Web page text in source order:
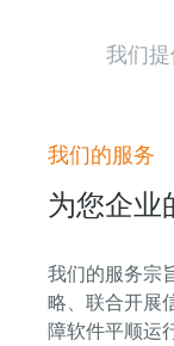
我们
我们的服务
为您企业
我们的服务宗
略、联合开展
障软件平顺运